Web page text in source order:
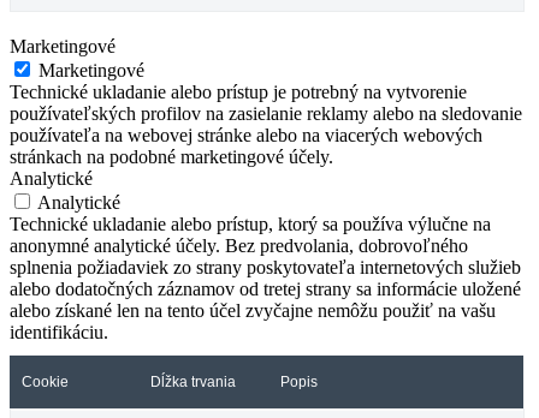
Marketingové
Marketingové
Technické ukladanie alebo prístup je potrebný na vytvorenie
používateľských profilov na zasielanie reklamy alebo na sledovanie
používateľa na webovej stránke alebo na viacerých webových
stránkach na podobné marketingové účely.
Analytické
Analytické
Technické ukladanie alebo prístup, ktorý sa používa výlučne na
anonymné analytické účely. Bez predvolania, dobrovoľného
splnenia požiadaviek zo strany poskytovateľa internetových služieb
alebo dodatočných záznamov od tretej strany sa informácie uložené
alebo získané len na tento účel zvyčajne nemôžu použiť na vašu
identifikáciu.
Cookie Dĺžka trvania Popis